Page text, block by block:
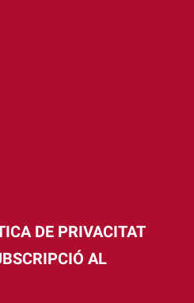
DE PRIVACITAT
AL